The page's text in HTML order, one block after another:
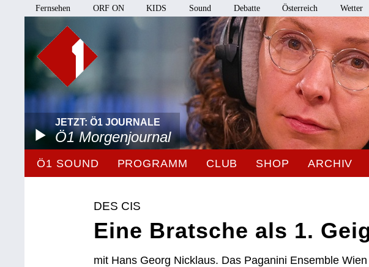
Fernsehen ORF ON KIDS Sound Debatte Österreich Wetter
JETZT: Ö1 JOURNALE
Ö1 Morgenjournal
Ö1 SOUND PROGRAMM CLUB SHOP ARCHIV
DES CIS
Eine Bratsche als 1.
mit Hans Georg Nicklaus. Das Paganini Ensemble